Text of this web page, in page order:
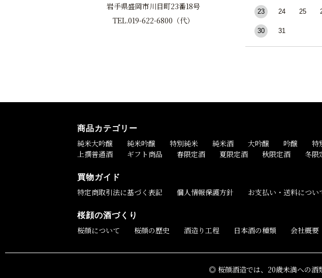
岩手県盛岡市川目町23番18号
TEL.019-622-6800（代）
23 24 25
30 31
商品カテゴリー
純米大吟醸 純米吟醸 特別純米 純米酒 大吟醸 吟醸 特
上撰普通酒
ギフト商品 春限定酒 夏限定酒 秋限定酒 冬限
買物ガイド
特定商取引法に基づく表記 個人情報保護方針 お支払い・送料につい
桜顔の酒づくり
桜顔について 桜顔の歴史 酒造り工程 日本酒の種類 会社概要
◎ 桜顔酒造では、20歳未満への酒